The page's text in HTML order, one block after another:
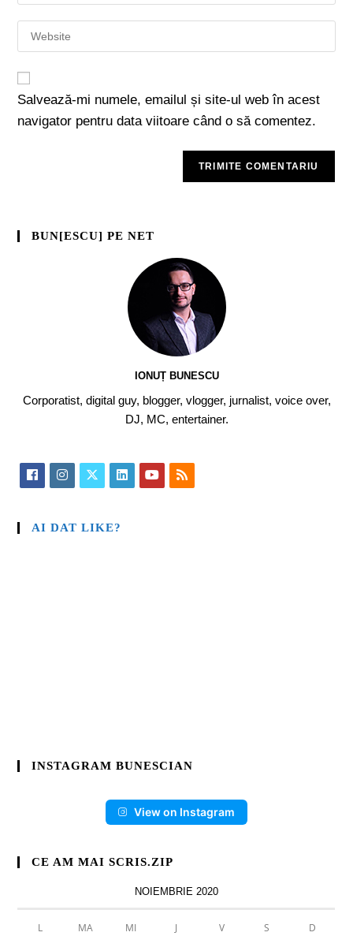
Salvează-mi numele, emailul și site-ul web în acest
navigator pentru data viitoare când o să comentez.
BUN[ESCU] PE NET
IONUȚ BUNESCU
Corporatist, digital guy, blogger, vlogger, jurnalist, voice over,
DJ, MC, entertainer.
AI DAT LIKE?
INSTAGRAM BUNESCIAN
View on Instagram
CE AM MAI SCRIS.ZIP
NOIEMBRIE 2020
L MA MI J V S D